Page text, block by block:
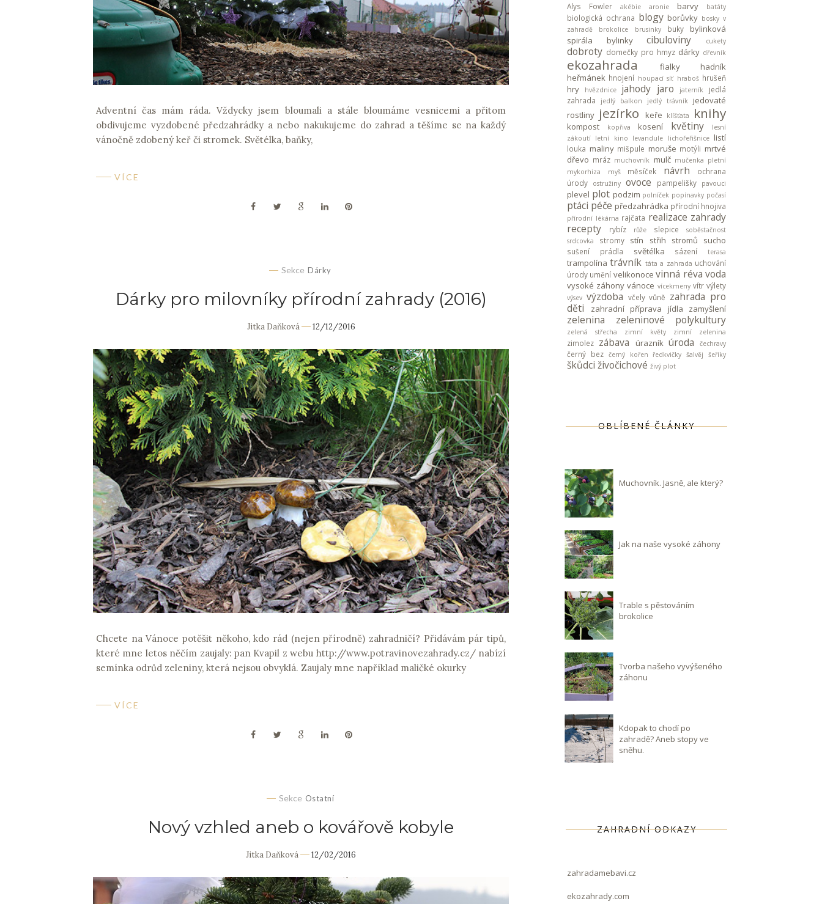
Adventní čas mám ráda. Vždycky jsem bloumali a stále bloumáme vesnicemi a přitom
obdivujeme vyzdobené předzahrádky a nebo nakukujeme do zahrad a těšíme se na každý
vánočně zdobený keř či stromek. Světélka, baňky,
VÍCE
Sekce Dárky
Dárky pro milovníky přírodní zahrady (2016)
Jitka Daňková 12/12/2016
Chcete na Vánoce potěšit někoho, kdo rád (nejen přírodně) zahradničí? Přidávám pár tipů,
které mne letos něčím zaujaly: pan Kvapil z webu http://www.potravinovezahrady.cz/ nabízí
semínka odrůd zeleniny, která nejsou obvyklá. Zaujaly mne například maličké okurky
VÍCE
Sekce Ostatní
Nový vzhled aneb o kovářově kobyle
Jitka Daňková 12/02/2016
Alys Fowler akébie aronie barvy batáty
biologická ochrana blogy borůvky bosky v
zahradě
brokolice brusinky buky
bylinková
spirála
bylinky cibuloviny cukety
dobroty domečky pro hmyz dárky dřevník
ekozahrada fialky
hadník
heřmánek hnojení houpací síť hraboš hrušeň
hry hvězdnice jahody jaro jaterník
jedlá
zahrada
jedlý balkon jedlý trávník jedovaté
rostliny jezírko keře klíšťata knihy
kompost kopřiva kosení květiny
lesní
zákoutí letní kino levandule lichořeřišnice listí
louka maliny mišpule moruše motýli mrtvé
dřevo mráz muchovník mulč mučenka pletní
mykorhiza
myš měsíček návrh
ochrana
úrody
ostružiny ovoce pampelišky pavouci
plevel plot podzim polníček popínavky počasí
ptáci péče předzahrádka přírodní hnojiva
přírodní lékárna rajčata realizace zahrady
recepty
rybíz růže slepice
soběstačnost
srdcovka
stromy stín střih stromů sucho
sušení prádla světélka sázení terasa
trampolína trávník táta a zahrada uchování
úrody umění velikonoce vinná réva voda
vysoké záhony vánoce vícekmeny vítr výlety
výsev výzdoba včely vůně zahrada pro
děti
zahradní příprava jídla zamyšlení
zelenina zeleninové polykultury
zelená střecha zimní květy zimní zelenina
zimolez zábava úrazník úroda čechravy
černý bez černý kořen ředkvičky šalvěj šeříky
škůdci živočichové živý plot
OBLÍBENÉ ČLÁNKY
Muchovník. Jasně, ale který?
Jak na naše vysoké záhony
Trable s pěstováním
brokolice
Tvorba našeho vyvýšeného
záhonu
Kdopak to chodí po
zahradě? Aneb stopy ve
sněhu.
ZAHRADNÍ ODKAZY
zahradamebavi.cz
ekozahrady.com